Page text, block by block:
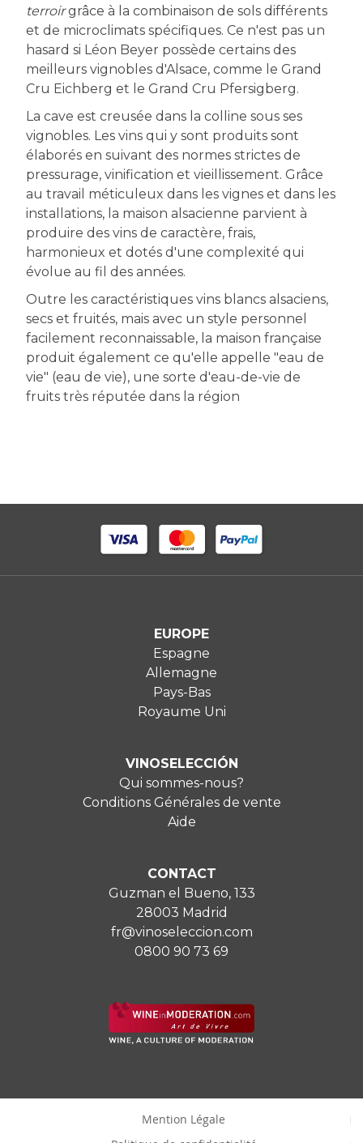
terroirgrâce à la combinaison de sols différents
et de microclimats spécifiques. Ce n'est pas un
hasard si Léon Beyer possède certains des
meilleurs vignobles d'Alsace, comme le Grand
Cru Eichberg et le Grand Cru Pfersigberg.
La cave est creusée dans la colline sous ses
vignobles. Les vins qui y sont produits sont
élaborés en suivant des normes strictes de
pressurage, vinification et vieillissement. Grâce
au travail méticuleux dans les vignes et dans les
installations, la maison alsacienne parvient à
produire des vins de caractère, frais,
harmonieux et dotés d'une complexité qui
évolue au fil des années.
Outre les caractéristiques vins blancs alsaciens,
secs et fruités, mais avec un style personnel
facilement reconnaissable, la maison française
produit également ce qu'elle appelle "eau de
vie" (eau de vie), une sorte d'eau-de-vie de
fruits très réputée dans la région
EUROPE
Espagne
Allemagne
Pays-Bas
Royaume Uni
VINOSELECCIÓN
Qui sommes-nous?
Conditions Générales de vente
Aide
CONTACT
Guzman el Bueno, 133
28003 Madrid
fr@vinoseleccion.com
0800 90 73 69
Mention Légale